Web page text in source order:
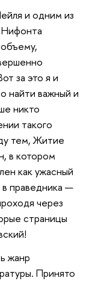
и одним из
за это я и
найти важный и
никто
такого
тем, Житие
в котором
как ужасный
в праведника —
через
страницы
жанр
Принято